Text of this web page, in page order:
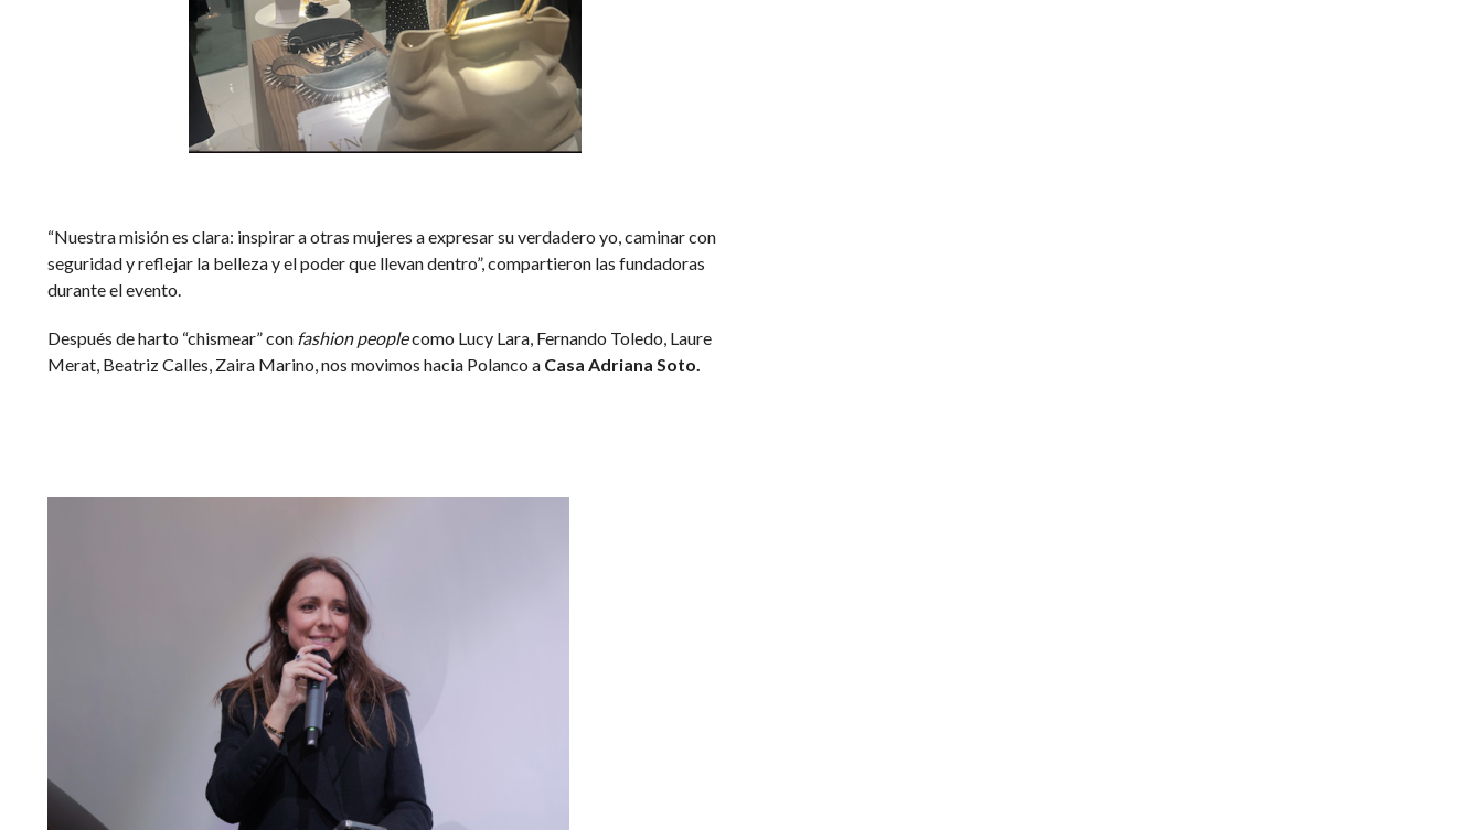
“Nuestra misión es clara: inspirar a otras mujeres a expresar su verdadero yo, caminar con
seguridad y reflejar la belleza y el poder que llevan dentro”, compartieron las fundadoras
durante el evento.
Después de harto “chismear” con fashion peoplecomo Lucy Lara, Fernando Toledo, Laure
Merat, Beatriz Calles, Zaira Marino, nos movimos hacia Polanco a Casa Adriana Soto.